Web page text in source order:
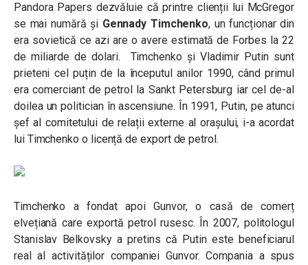
Pandora Papers dezvăluie că printre clienții lui McGregor
se mai numără și Gennady Timchenko, un funcționar din
era sovietică ce azi are o avere estimată de Forbes la 22
de miliarde de dolari. Timchenko și Vladimir Putin sunt
prieteni cel puțin de la începutul anilor 1990, când primul
era comerciant de petrol la Sankt Petersburg iar cel de-al
doilea un politician în ascensiune. În 1991, Putin, pe atunci
șef al comitetului de relații externe al orașului, i-a acordat
lui Timchenko o licență de export de petrol.
Timchenko a fondat apoi Gunvor, o casă de comerț
elvețiană care exportă petrol rusesc. În 2007, politologul
Stanislav Belkovsky a pretins că Putin este beneficiarul
real al activităților companiei Gunvor. Compania a spus